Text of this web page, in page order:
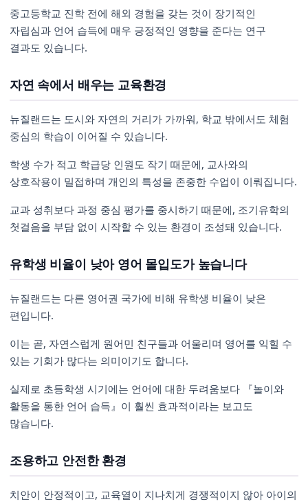
중고등학교 진학 전에 해외 경험을 갖는 것이 장기적인
자립심과 언어 습득에 매우 긍정적인 영향을 준다는 연구
결과도 있습니다.
자연 속에서 배우는 교육환경
뉴질랜드는 도시와 자연의 거리가 가까워, 학교 밖에서도 체험
중심의 학습이 이어질 수 있습니다.
학생 수가 적고 학급당 인원도 작기 때문에, 교사와의
상호작용이 밀접하며 개인의 특성을 존중한 수업이 이뤄집니다.
교과 성취보다 과정 중심 평가를 중시하기 때문에, 조기유학의
첫걸음을 부담 없이 시작할 수 있는 환경이 조성돼 있습니다.
유학생 비율이 낮아 영어 몰입도가 높습니다
뉴질랜드는 다른 영어권 국가에 비해 유학생 비율이 낮은
편입니다.
이는 곧, 자연스럽게 원어민 친구들과 어울리며 영어를 익힐 수
있는 기회가 많다는 의미이기도 합니다.
실제로 초등학생 시기에는 언어에 대한 두려움보다 『놀이와
활동을 통한 언어 습득』이 훨씬 효과적이라는 보고도
많습니다.
조용하고 안전한 환경
치안이 안정적이고, 교육열이 지나치게 경쟁적이지 않아 아이의